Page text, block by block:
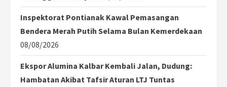
Inspektorat Pontianak Kawal Pemasangan
Bendera Merah Putih Selama Bulan Kemerdekaan
08/08/2026
Ekspor Alumina Kalbar Kembali Jalan, Dudung:
Hambatan Akibat Tafsir Aturan LTJ Tuntas